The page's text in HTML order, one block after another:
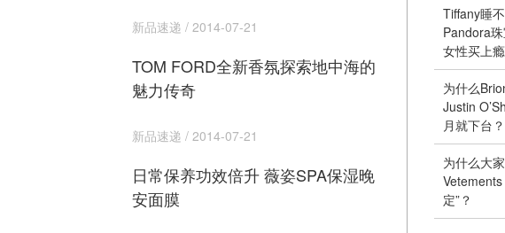
新品速递 / 2014-07-21
TOM FORD全新香氛探索地中海的
魅力传奇
新品速递 / 2014-07-21
日常保养功效倍升 薇姿SPA保湿晚
安面膜
Tiffany睡
Pandora
女性买上
为什么
Justin
月就下台？
为什么大
Vetements
定”？